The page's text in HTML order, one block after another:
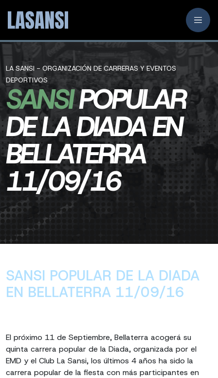
LA SANSI - ORGANIZACIÓN DE CARRERAS Y EVENTOS
DEPORTIVOS
SANSIPOPULAR
DE LA DIADA EN
BELLATERRA
11/09/16
SANSI POPULAR DE LA DIADA
EN BELLATERRA 11/09/16
El próximo 11 de Septiembre, Bellaterra acogerá su
quinta carrera popular de la Diada, organizada por el
EMD y el Club La Sansi, los últimos 4 años ha sido la
carrera popular de la fiesta con más participantes en